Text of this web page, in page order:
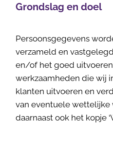
Grondslag en doel
Persoonsgegevens
verzameld en
en/of het goed
werkzaamheden die wij
klanten uitvoeren en
van eventuele wettelijke
daarnaast ook het kopje